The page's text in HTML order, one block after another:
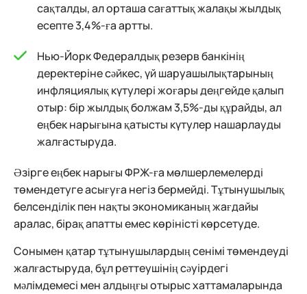
сақталды, ал орташа сағаттық жалақы жылдық
есепте 3,4%-ға артты.
Нью-Йорк Федералдық резерв банкінің
деректеріне сәйкес, үй шаруашылықтарының
инфляциялық күтулері жоғары деңгейде қалып
отыр: бір жылдық болжам 3,5%-ды құрайды, ал
еңбек нарығына қатысты күтулер нашарлауды
жалғастыруда.
Әзірге еңбек нарығы ФРЖ-ға мөлшерлемелерді
төмендетуге асығуға негіз бермейді. Тұтынушылық
белсенділік пен нақты экономиканың жағдайы
аралас, бірақ апатты емес көріністі көрсетуде.
Сонымен қатар тұтынушылардың сенімі төмендеуді
жалғастыруда, бұл реттеушінің сәуірдегі
мәлімдемесі мен алдыңғы отырыс хаттамаларында